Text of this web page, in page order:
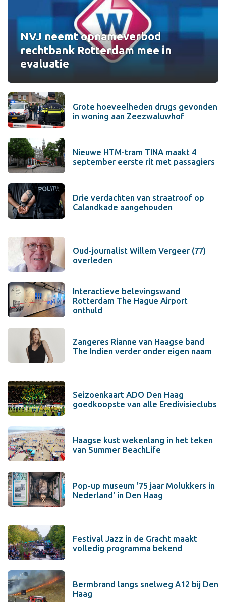
NVJ neemt opnameverbod
rechtbank Rotterdam mee in
evaluatie
Grote hoeveelheden drugs gevonden
in woning aan Zeezwaluwhof
Nieuwe HTM-tram TINA maakt 4
september eerste rit met passagiers
Drie verdachten van straatroof op
Calandkade aangehouden
Oud-journalist Willem Vergeer (77)
overleden
Interactieve belevingswand
Rotterdam The Hague Airport
onthuld
Zangeres Rianne van Haagse band
The Indien verder onder eigen naam
Seizoenkaart ADO Den Haag
goedkoopste van alle Eredivisieclubs
Haagse kust wekenlang in het teken
van Summer BeachLife
Pop-up museum '75 jaar Molukkers in
Nederland' in Den Haag
Festival Jazz in de Gracht maakt
volledig programma bekend
Bermbrand langs snelweg A12 bij Den
Haag